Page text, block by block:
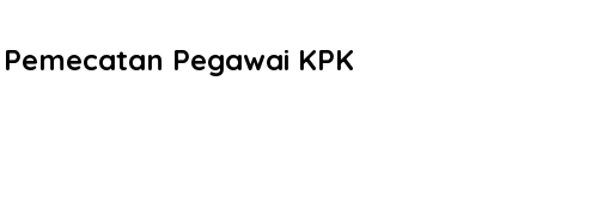
Pegawai KPK